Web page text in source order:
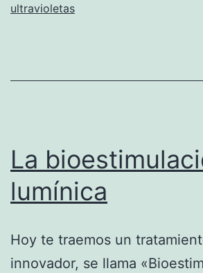
exponerse
ultravioletas
La
lumínica
Hoy te traemos un
innovador, se llama